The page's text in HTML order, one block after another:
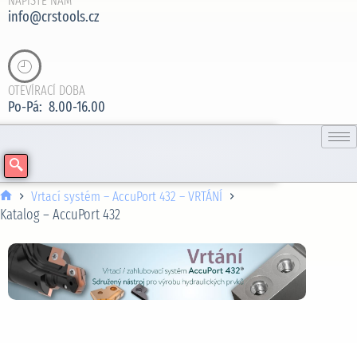
info@crstools.cz
OTEVÍRACÍ DOBA
Po-Pá: 8.00-16.00
Vrtací systém – AccuPort 432 – VRTÁNÍ
Katalog – AccuPort 432